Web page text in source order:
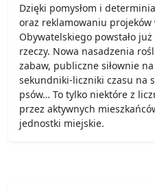
Dzięki pomysłom i
oraz reklamowaniu
Obywatelskiego powstało
rzeczy. Nowa nasadzenia
zabaw, publiczne siłownie
sekundniki-liczniki czasu na
psów… To tylko niektóre z
przez aktywnych
jednostki miejskie.